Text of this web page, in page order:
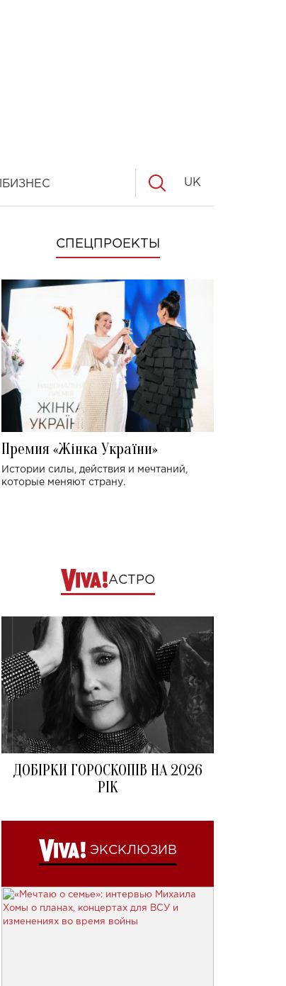
БИЗНЕС UK
СПЕЦПРОЕКТЫ
Премия «Жінка України»
Истории силы, действия и мечтаний,
которые меняют страну.
АСТРО
ДОБІРКИ ГОРОСКОПІВ НА 2026
РІК
ЭКСКЛЮЗИВ